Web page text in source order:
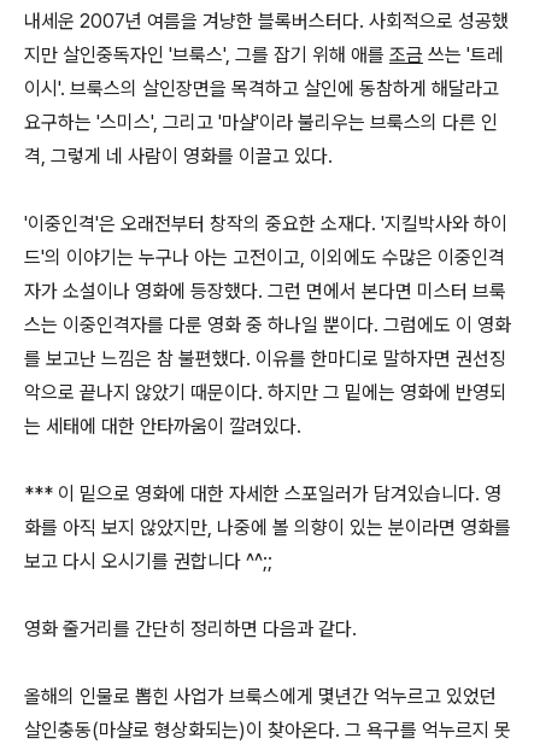
내세운 2007년 여름을 겨냥한 블록버스터다. 사회적으로 성공했
지만 살인중독자인 '브룩스', 그를 잡기 위해 애를 조금 쓰는 '트레
이시'. 브룩스의 살인장면을 목격하고 살인에 동참하게 해달라고
요구하는 '스미스', 그리고 '마샬'이라 불리우는 브룩스의 다른 인
격, 그렇게 네 사람이 영화를 이끌고 있다.
'이중인격'은 오래전부터 창작의 중요한 소재다. '지킬박사와 하이
드'의 이야기는 누구나 아는 고전이고, 이외에도 수많은 이중인격
자가 소설이나 영화에 등장했다. 그런 면에서 본다면 미스터 브룩
스는 이중인격자를 다룬 영화 중 하나일 뿐이다. 그럼에도 이 영화
를 보고난 느낌은 참 불편했다. 이유를 한마디로 말하자면 권선징
악으로 끝나지 않았기 때문이다. 하지만 그 밑에는 영화에 반영되
는 세태에 대한 안타까움이 깔려있다.
*** 이 밑으로 영화에 대한 자세한 스포일러가 담겨있습니다. 영
화를 아직 보지 않았지만, 나중에 볼 의향이 있는 분이라면 영화를
보고 다시 오시기를 권합니다 ^^;;
영화 줄거리를 간단히 정리하면 다음과 같다.
올해의 인물로 뽑힌 사업가 브룩스에게 몇년간 억누르고 있었던
살인충동(마샬로 형상화되는)이 찾아온다. 그 욕구를 억누르지 못